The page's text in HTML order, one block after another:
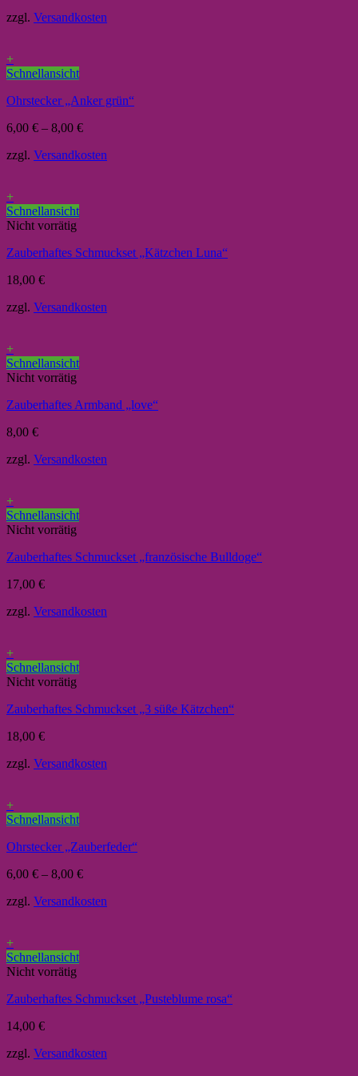
zzgl. Versandkosten
+
Schnellansicht
Ohrstecker „Anker grün“
6,00 € – 8,00 €
zzgl. Versandkosten
+
Schnellansicht
Nicht vorrätig
Zauberhaftes Schmuckset „Kätzchen Luna“
18,00 €
zzgl. Versandkosten
+
Schnellansicht
Nicht vorrätig
Zauberhaftes Armband „love“
8,00 €
zzgl. Versandkosten
+
Schnellansicht
Nicht vorrätig
Zauberhaftes Schmuckset „französische Bulldoge“
17,00 €
zzgl. Versandkosten
+
Schnellansicht
Nicht vorrätig
Zauberhaftes Schmuckset „3 süße Kätzchen“
18,00 €
zzgl. Versandkosten
+
Schnellansicht
Ohrstecker „Zauberfeder“
6,00 € – 8,00 €
zzgl. Versandkosten
+
Schnellansicht
Nicht vorrätig
Zauberhaftes Schmuckset „Pusteblume rosa“
14,00 €
zzgl. Versandkosten